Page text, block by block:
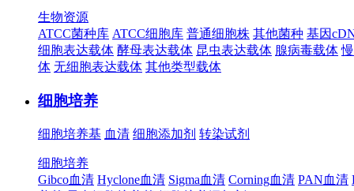
生物资源
ATCC菌种库 ATCC细胞库 普通细胞株 其他菌种 基因
细胞表达载体 酵母表达载体 昆虫表达载体 腺病毒载体
体 无细胞表达载体 其他类型载体
细胞培养
细胞培养基 血清 细胞添加剂 转染试剂
细胞培养
Gibco血清 Hyclone血清 Sigma血清 Corning血清 PAN血清